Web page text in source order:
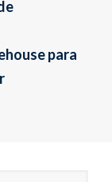
para